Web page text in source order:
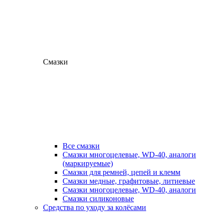
Смазки
Все смазки
Смазки многоцелевые, WD-40, аналоги
(маркируемые)
Смазки для ремней, цепей и клемм
Смазки медные, графитовые, литиевые
Смазки многоцелевые, WD-40, аналоги
Смазки силиконовые
Средства по уходу за колёсами